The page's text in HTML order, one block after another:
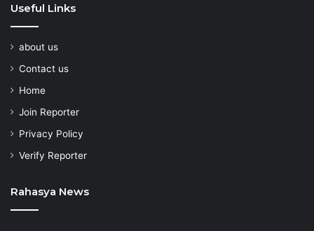
Useful Links
about us
Contact us
Home
Join Reporter
Privacy Policy
Verify Reporter
Rahasya News